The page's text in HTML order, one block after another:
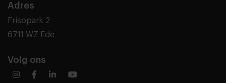
Adres
Frisopark 2
6711 WZ Ede
Volg ons